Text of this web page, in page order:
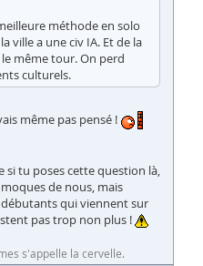
méthode en solo
ville a une civ IA. Et de la
même tour. On perd
culturels.
même pas pensé !
si tu poses cette question là,
de nous, mais
qui viennent sur
pas trop non plus !
s'appelle la cervelle.